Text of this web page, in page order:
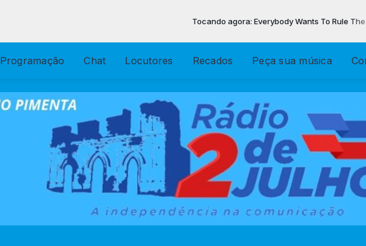
Tocando agora: Everybody Wants To Rule The
Programação Chat Locutores Recados Peça sua música